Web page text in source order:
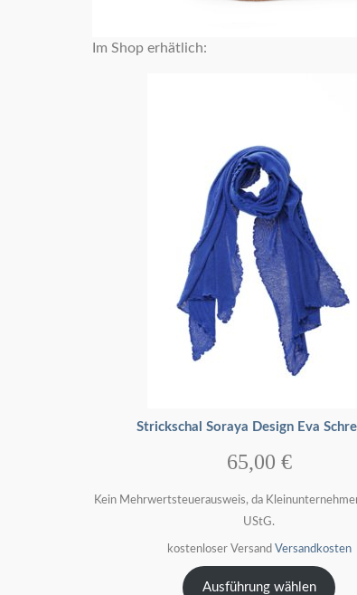
Im Shop erhätlich:
Strickschal Soraya Design Eva
65,00 €
Kein Mehrwertsteuerausweis, da
UStG.
kostenloser Versand Versandkosten
Ausführung wählen